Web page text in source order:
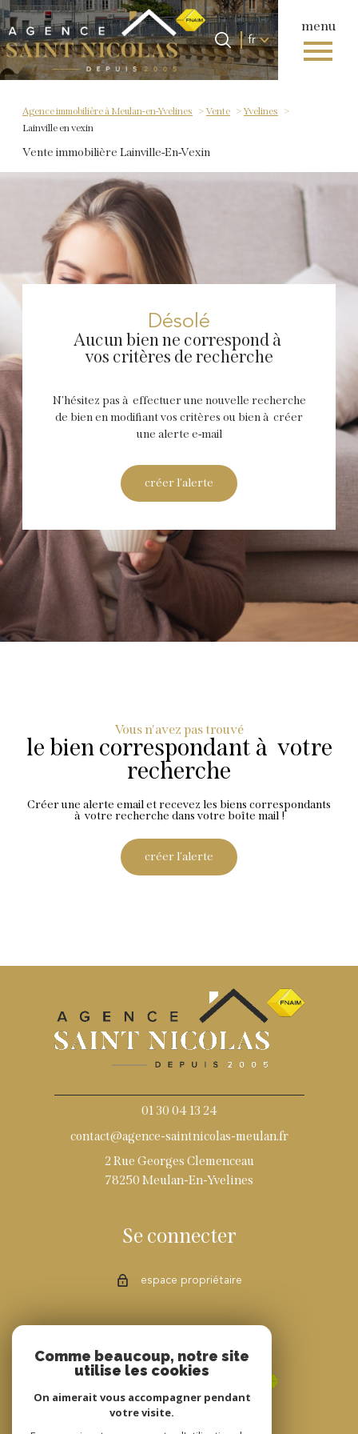
menu
Langue
fr
Accueil 0 Langue
fr
Agence immobilière à Meulan-en-Yvelines Vente
Yvelines
Lainville en vexin
Vente immobilière Lainville-En-Vexin
Désolé
Aucun bien ne correspond à
vos critères de recherche
N'hésitez pas à effectuer une nouvelle recherche
de bien en modifiant vos critères ou bien à créer
une alerte e-mail
créer l'alerte
Vous n'avez pas trouvé
le bien correspondant à votre
recherche
Créer une alerte email et recevez les biens correspondants
à votre recherche dans votre boîte mail !
créer l'alerte
01 30 04 13 24
contact@agence-saintnicolas-meulan.fr
2 Rue Georges Clemenceau
78250 Meulan-En-Yvelines
Se connecter
espace propriétaire
Adhérents
Comme beaucoup, notre site
utilise les cookies
On aimerait vous accompagner pendant
votre visite.